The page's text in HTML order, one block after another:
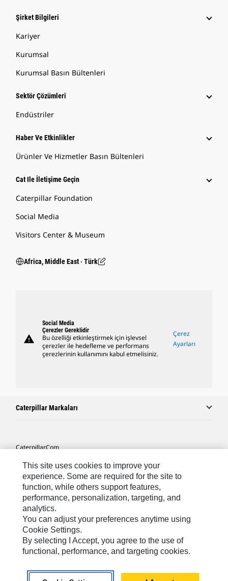
Şirket Bilgileri
Kariyer
Kurumsal
Kurumsal Basın Bültenleri
Sektör Çözümleri
Endüstriler
Haber Ve Etkinlikler
Ürünler Ve Hizmetler Basın Bültenleri
Cat Ile İletişime Geçin
Caterpillar Foundation
Social Media
Visitors Center & Museum
Africa, Middle East ‧ Türk
warning
Social Media
Çerezler Gereklidir
Bu özelliği etkinleştirmek için işlevsel
çerezler ile hedefleme ve performans
çerezlerinin kullanımını kabul etmelisiniz.
Çerez
Ayarları
Caterpillar Markaları
Caterpillar.com
Caterpillar Müşteri Hizmetleri Ve Iletişim
Site Haritası
Cookie Settings
Yasal
Gizlilik
Africa, Middle East ‧ Türk© 2026 Caterpillar. Tüm Hakları Saklıdır.
This site uses cookies to improve your
experience. Some are required for the site to
function, while others support features,
performance, personalization, targeting, and
analytics.
You can adjust your preferences anytime using
Cookie Settings.
By selecting I Accept, you agree to the use of
functional, performance, and targeting cookies.